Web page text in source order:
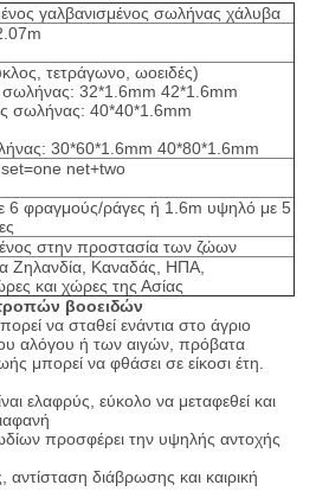
γαλβανισμένος σωλήνας χάλυβα
τετράγωνο, ωοειδές)
σωλήνας: 32*1.6mm 42*1.6mm
σωλήνας: 40*40*1.6mm
30*60*1.6mm 40*80*1.6mm
set=one net+two
6 φραγμούς/ράγες ή 1.6m υψηλό με 5
στην προστασία των ζώων
Ζηλανδία, Καναδάς, ΗΠΑ,
και χώρες της Ασίας
βοοειδών
να σταθεί ενάντια στο άγριο
αλόγου ή των αιγών, πρόβατα
μπορεί να φθάσει σε είκοσι έτη.
ελαφρύς, εύκολο να μεταφεθεί και
προσφέρει την υψηλής αντοχής
διάβρωσης και καιρική